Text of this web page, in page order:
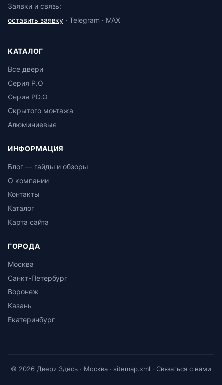
Заявки и связь:
оставить заявку · Telegram · MAX
КАТАЛОГ
Все двери
Серия P.O
Серия PD.O
Скрытого монтажа
Алюминиевые
ИНФОРМАЦИЯ
Блог — гайды и обзоры
О компании
Контакты
Каталог
Карта сайта
ГОРОДА
Москва
Санкт-Петербург
Воронеж
Казань
Екатеринбург
© 2026 Двери Здесь · Москва · sitemap.xml · Связаться с нами